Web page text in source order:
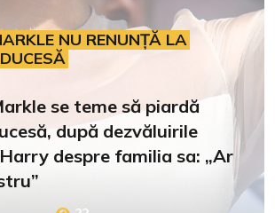
NU RENUNȚĂ LA
se teme să piardă
după dezvăluirile
despre familia sa: „Ar